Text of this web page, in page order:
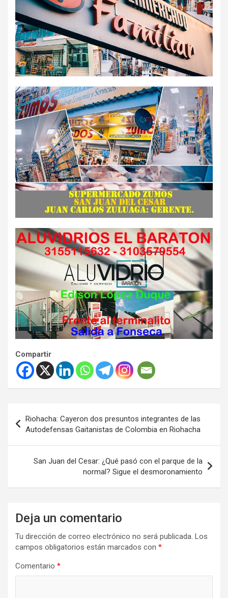
Compartir
de
entradas
Riohacha: Cayeron dos presuntos integrantes de las
Autodefensas Gaitanistas de Colombia en Riohacha
San Juan del Cesar: ¿Qué pasó con el parque de la
normal? Sigue el desmoronamiento
Deja un comentario
Tu dirección de correo electrónico no será publicada. Los
campos obligatorios están marcados con *
Comentario *